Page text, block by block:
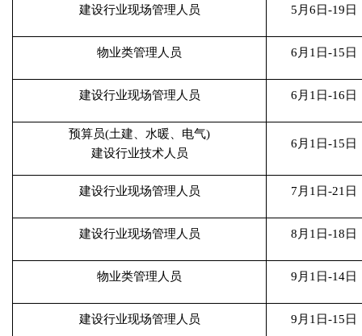
建设行业现场管理人员 5月6日-19日
物业类管理人员 6月1日-15日
建设行业现场管理人员 6月1日-16日
预算员(土建、水暖、电气)
建设行业技术人员
6月1日-15日
建设行业现场管理人员 7月1日-21日
建设行业现场管理人员 8月1日-18日
物业类管理人员 9月1日-14日
建设行业现场管理人员 9月1日-15日